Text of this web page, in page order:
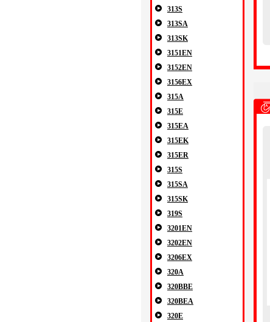
313S
313SA
313SK
3151EN
3152EN
3156EX
315A
315E
315EA
315EK
315ER
315S
315SA
315SK
319S
3201EN
3202EN
3206EX
320A
320BBE
320BEA
320E